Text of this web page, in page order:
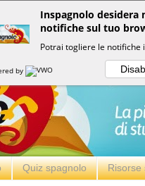
Quiz spagnolo Risorse
services and to analyze
and security metrics to
Inspagnolo desidera
notifiche sul tuo
Potrai togliere le notifiche
by